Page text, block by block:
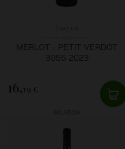
MERLOT - PETIT VERDOT
3055 2023
16, 19 €
SKLADOM